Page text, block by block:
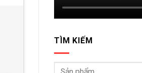
TÌM KIẾM